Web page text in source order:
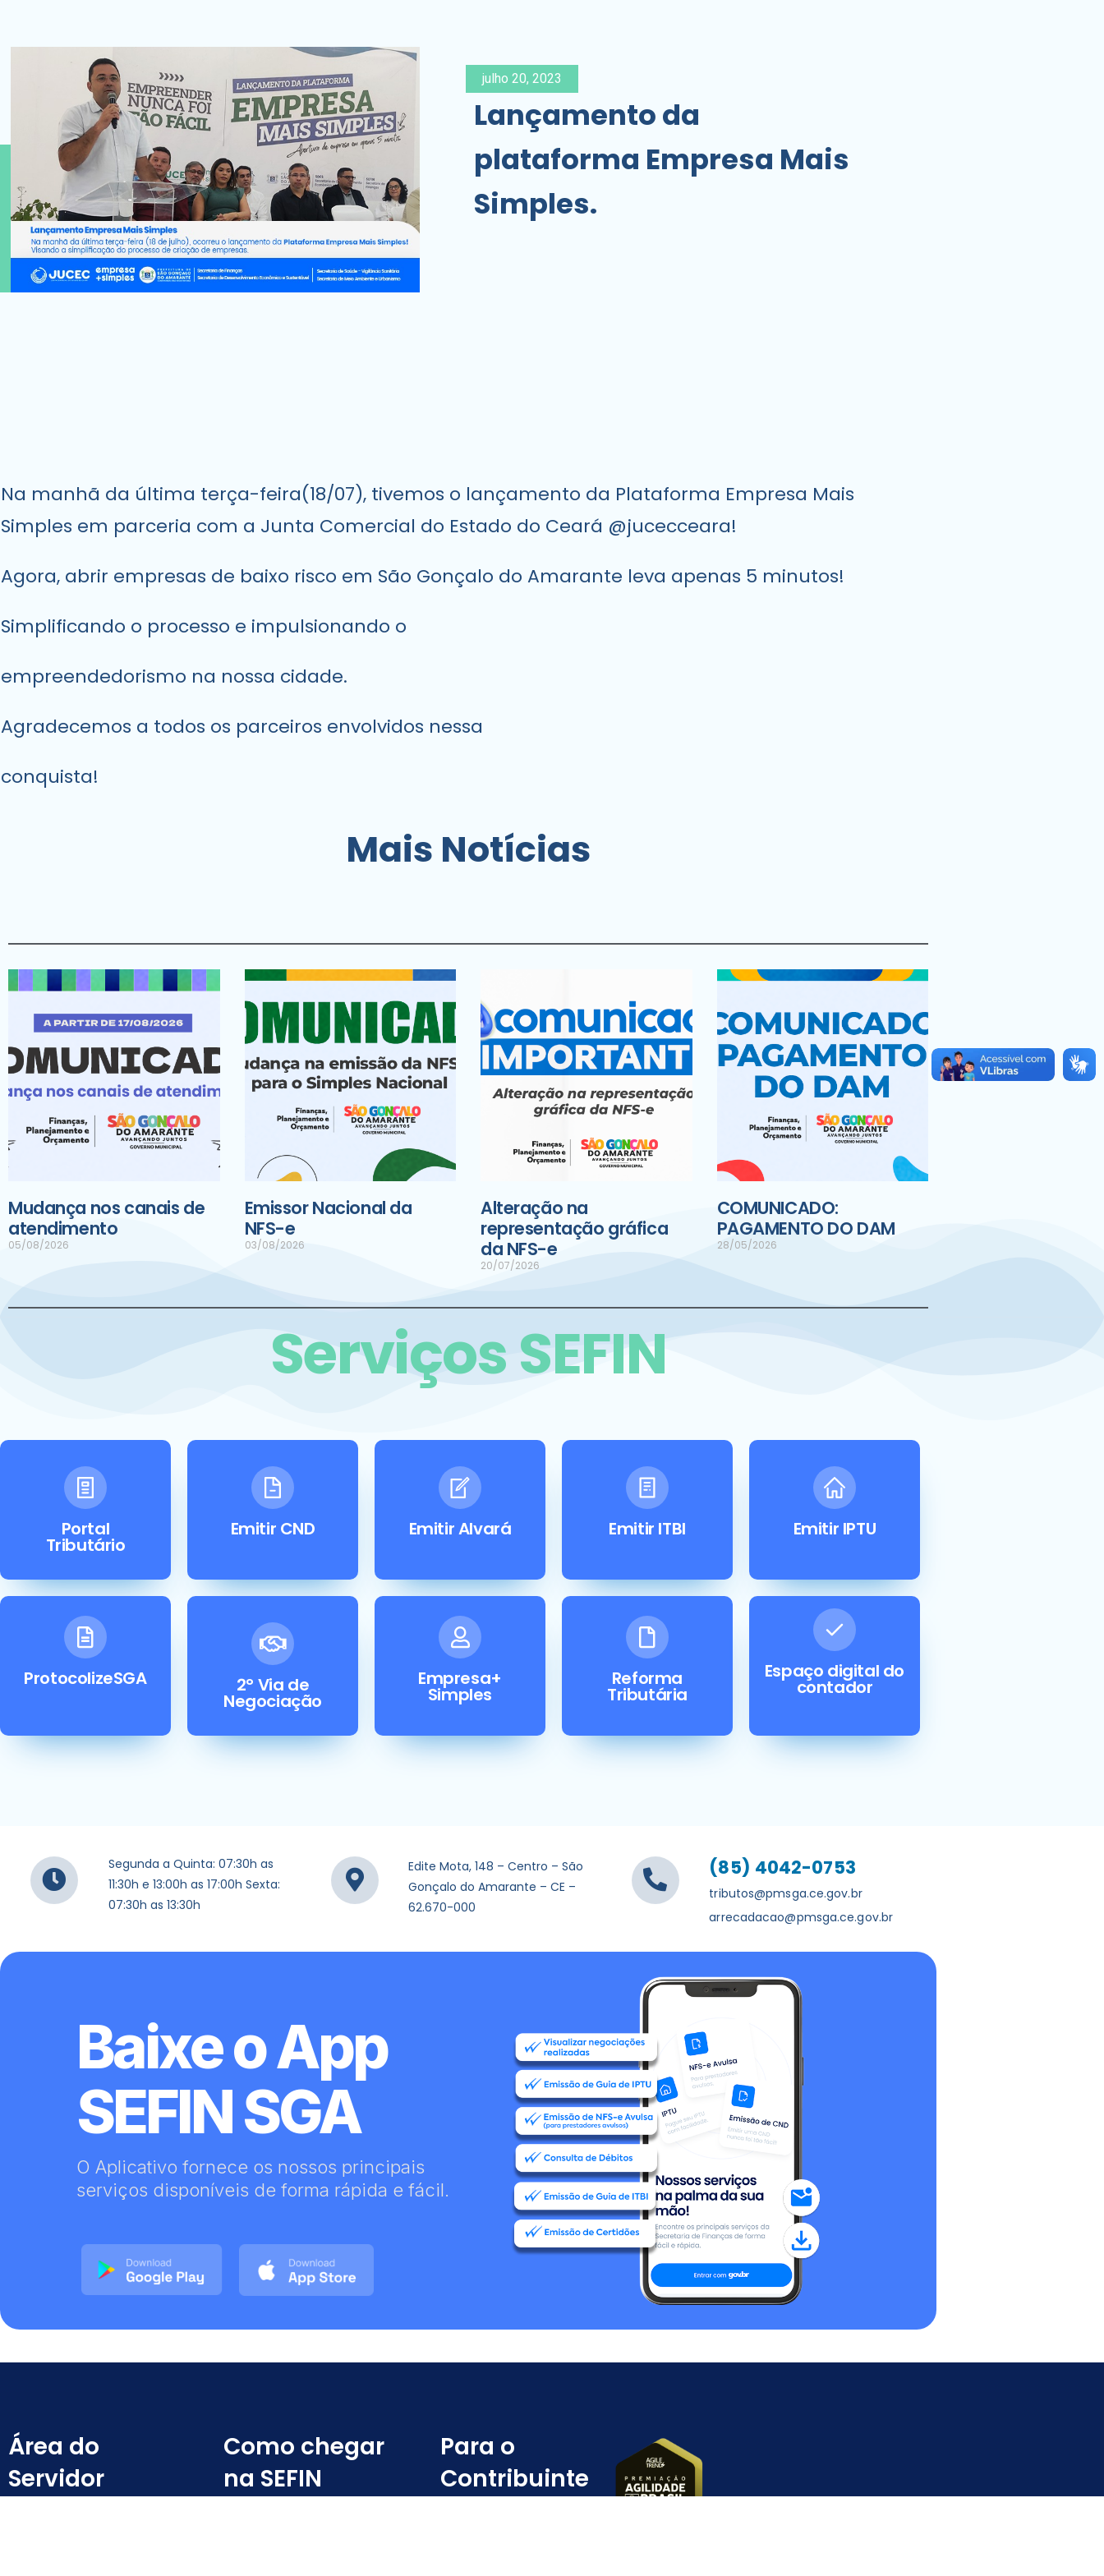
julho 20, 2023
Lançamento da
plataforma Empresa Mais
Simples.
Na manhã da última terça-feira(18/07), tivemos o lançamento da Plataforma Empresa Mais
Simples em parceria com a Junta Comercial do Estado do Ceará @jucecceara!
Agora, abrir empresas de baixo risco em São Gonçalo do Amarante leva apenas 5 minutos!
Simplificando o processo e impulsionando o
empreendedorismo na nossa cidade.
Agradecemos a todos os parceiros envolvidos nessa
conquista!
Mais Notícias
Mudança nos canais de
atendimento
05/08/2026
Emissor Nacional da
NFS-e
03/08/2026
Alteração na
representação gráfica
da NFS-e
20/07/2026
COMUNICADO:
PAGAMENTO DO DAM
28/05/2026
Serviços SEFIN
Portal
Tributário
Emitir CND Emitir Alvará Emitir ITBI Emitir IPTU
ProtocolizeSGA 2° Via de
Negociação
Empresa+
Simples
Reforma
Tributária
Espaço digital do
contador
Segunda a Quinta: 07:30h as
11:30h e 13:00h as 17:00h Sexta:
07:30h as 13:30h
Edite Mota, 148 – Centro – São
Gonçalo do Amarante – CE –
62.670-000
(85) 4042-0753
tributos@pmsga.ce.gov.br
arrecadacao@pmsga.ce.gov.br
Baixe o App
SEFIN SGA
O Aplicativo fornece os nossos principais
serviços disponíveis de forma rápida e fácil.
Área do
Servidor
Como chegar
na SEFIN
Para o
Contribuinte